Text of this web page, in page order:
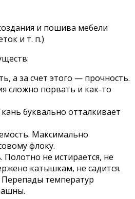
и пошива мебели
и т. п.)
а за счет этого — прочность.
сложно порвать и как-то
буквально отталкивает
Максимально
флоку.
Полотно не истирается, не
катышкам, не садится.
температур